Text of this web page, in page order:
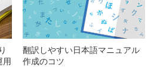
用
翻訳しやすい日本語マニュアル
作成のコツ